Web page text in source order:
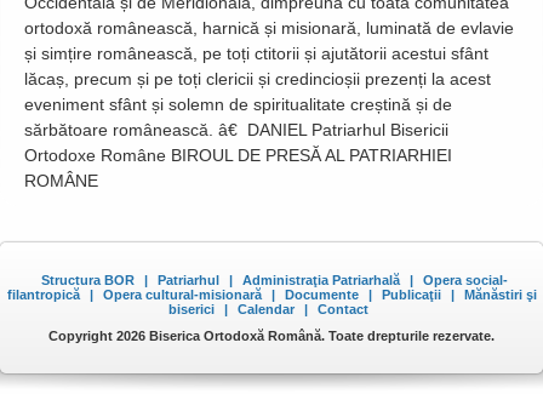
Structura BOR | Patriarhul | Administraţia Patriarhală |
Opera social-
filantropică
| Opera cultural-misionară | Documente | Publicaţii |
Mănăstiri şi
biserici
| Calendar |
Contact
Copyright 2026 Biserica Ortodoxă Română. Toate drepturile rezervate.